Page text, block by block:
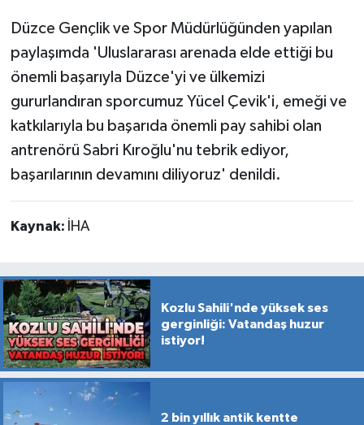
Düzce Gençlik ve Spor Müdürlüğünden yapılan
paylaşımda 'Uluslararası arenada elde ettiği bu
önemli başarıyla Düzce'yi ve ülkemizi
gururlandıran sporcumuz Yücel Çevik'i, emeği ve
katkılarıyla bu başarıda önemli pay sahibi olan
antrenörü Sabri Kıroğlu'nu tebrik ediyor,
başarılarının devamını diliyoruz' denildi.
Kaynak: İHA
Kozlu Sahili'nde yüksek ses
gerginliği: Vatandaş huzur
istiyor!
2 bin yıllık antik kentte